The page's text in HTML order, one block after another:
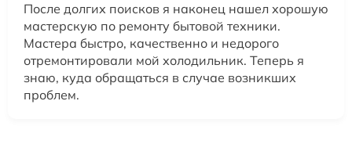
После долгих поисков я наконец нашел хорошую
мастерскую по ремонту бытовой техники.
Мастера быстро, качественно и недорого
отремонтировали мой холодильник. Теперь я
знаю, куда обращаться в случае возникших
проблем.